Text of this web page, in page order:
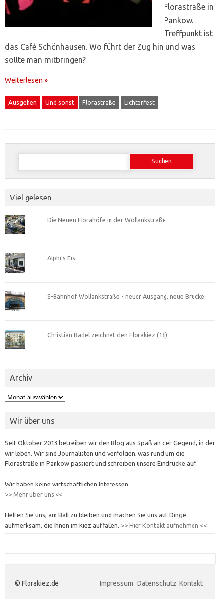
Florastraße in
Pankow.
Treffpunkt ist
das Café Schönhausen. Wo führt der Zug hin und was
sollte man mitbringen?
Weiterlesen »
Ausgehen Und sonst Florastraße Lichterfest
Suchen
Viel gelesen
Die Neuen Florahöfe in der Wollankstraße
Alphi’s Eis
S-Bahnhof Wollankstraße - neuer Ausgang, neue Brücke
Christian Badel zeichnet den Florakiez (18)
Archiv
Archiv
Wir über uns
Seit Oktober 2013 betreiben wir den Blog aus Spaß an der Gegend, in der
wir leben. Wir sind Journalisten und verfolgen, was rund um die
Florastraße in Pankow passiert und schreiben unsere Eindrücke auf.
Wir haben keine wirtschaftlichen Interessen.
>> Mehr über uns <<
Helfen Sie uns, am Ball zu bleiben und machen Sie uns auf Dinge
aufmerksam, die Ihnen im Kiez auffallen. >> Hier Kontakt aufnehmen <<
© Florakiez.de Impressum Datenschutz Kontakt